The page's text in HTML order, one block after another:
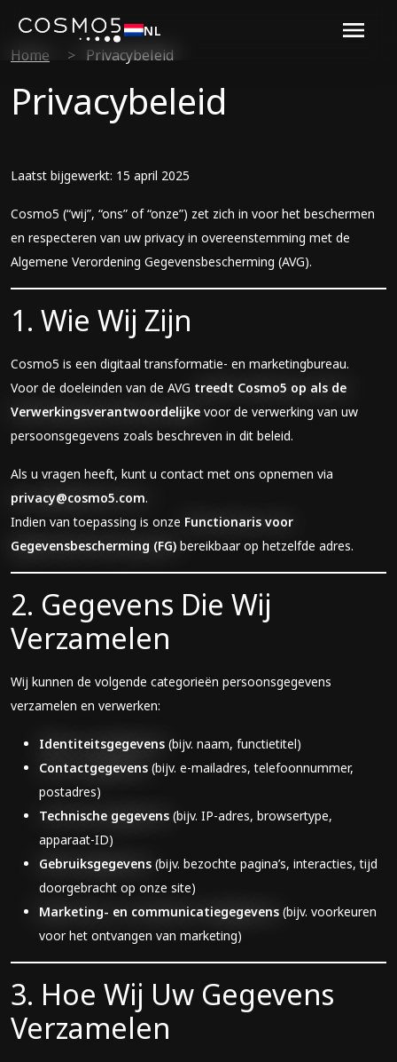
NL
Home > Privacybeleid
Privacybeleid
Laatst bijgewerkt: 15 april 2025
Cosmo5 (“wij”, “ons” of “onze”) zet zich in voor het beschermen
en respecteren van uw privacy in overeenstemming met de
Algemene Verordening Gegevensbescherming (AVG).
1. Wie Wij Zijn
Cosmo5 is een digitaal transformatie- en marketingbureau.
Voor de doeleinden van de AVG treedt Cosmo5 op als de
Verwerkingsverantwoordelijke voor de verwerking van uw
persoonsgegevens zoals beschreven in dit beleid.
Als u vragen heeft, kunt u contact met ons opnemen via
privacy@cosmo5.com.
Indien van toepassing is onze Functionaris voor
Gegevensbescherming (FG) bereikbaar op hetzelfde adres.
2. Gegevens Die Wij
Verzamelen
Wij kunnen de volgende categorieën persoonsgegevens
verzamelen en verwerken:
Identiteitsgegevens (bijv. naam, functietitel)
Contactgegevens (bijv. e-mailadres, telefoonnummer,
postadres)
Technische gegevens (bijv. IP-adres, browsertype,
apparaat-ID)
Gebruiksgegevens (bijv. bezochte pagina’s, interacties, tijd
doorgebracht op onze site)
Marketing- en communicatiegegevens (bijv. voorkeuren
voor het ontvangen van marketing)
3. Hoe Wij Uw Gegevens
Verzamelen